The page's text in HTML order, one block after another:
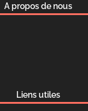
A propos de nous
Liens utiles